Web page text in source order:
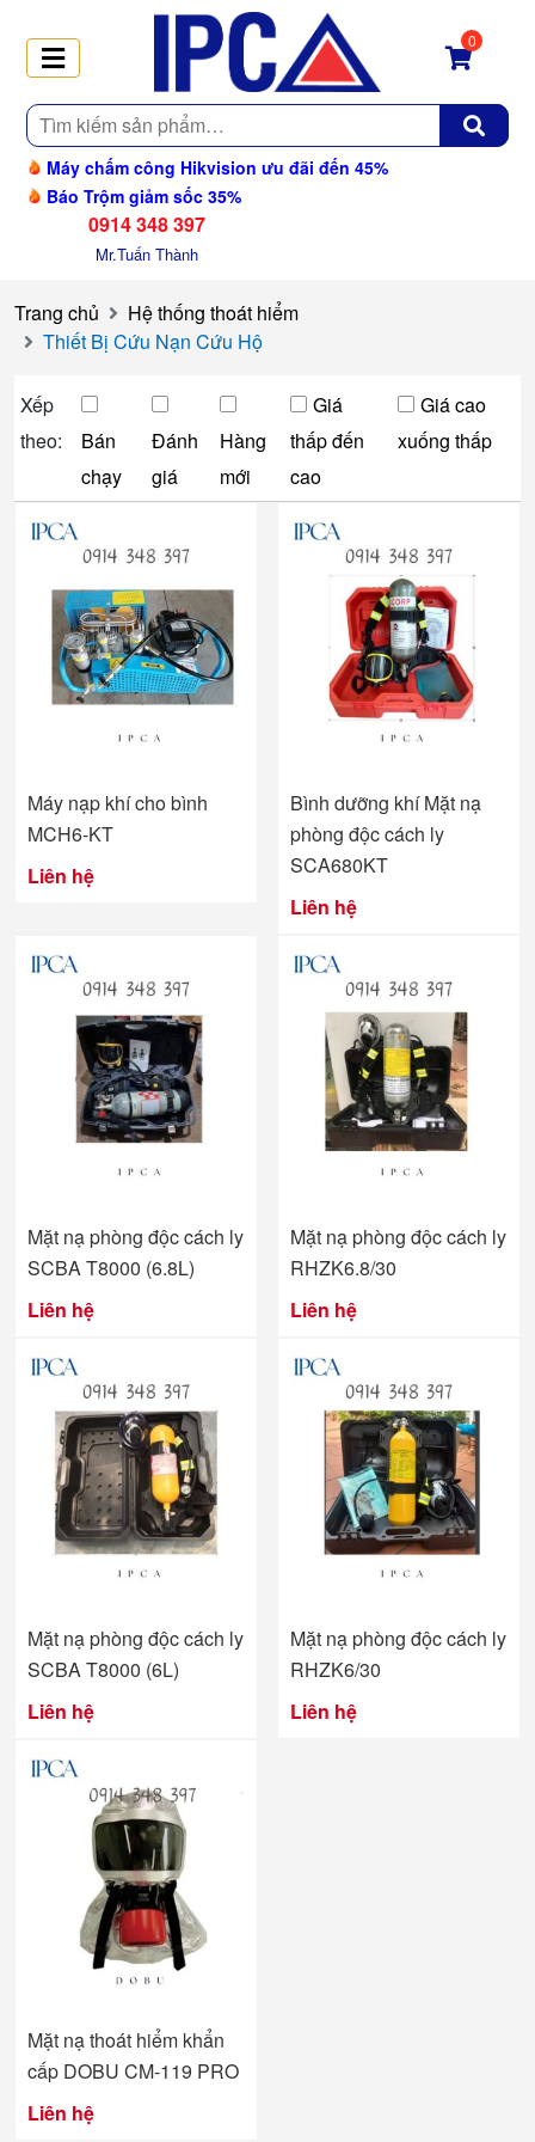
Tìm
kiếm
Máy chấm công Hikvision ưu đãi đến 45%
Báo Trộm giảm sốc 35%
0
0914 348 397
Mr.Tuấn Thành
Trang chủ
Hệ thống thoát hiểm
Thiết Bị Cứu Nạn Cứu Hộ
Xếp
theo:
Bán
chạy
Đánh
giá
Hàng
mới
Giá
thấp đến
cao
Giá cao
xuống thấp
Máy nạp khí cho bình
MCH6-KT
Liên hệ
Bình dưỡng khí Mặt nạ
phòng độc cách ly
SCA680KT
Liên hệ
Mặt nạ phòng độc cách ly
SCBA T8000 (6.8L)
Liên hệ
Mặt nạ phòng độc cách ly
RHZK6.8/30
Liên hệ
Mặt nạ phòng độc cách ly
SCBA T8000 (6L)
Liên hệ
Mặt nạ phòng độc cách ly
RHZK6/30
Liên hệ
Mặt nạ thoát hiểm khẩn
cấp DOBU CM-119 PRO
Liên hệ